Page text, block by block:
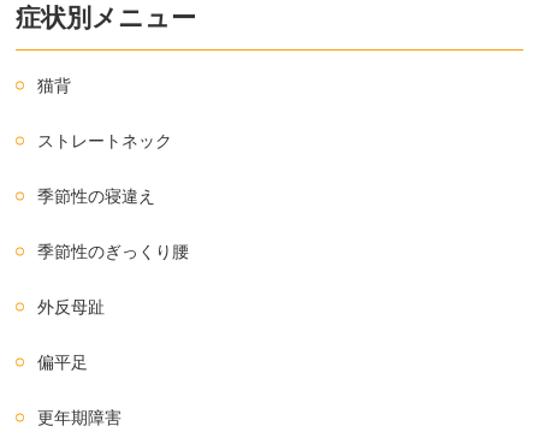
症状別メニュー
猫背
ストレートネック
季節性の寝違え
季節性のぎっくり腰
外反母趾
偏平足
更年期障害